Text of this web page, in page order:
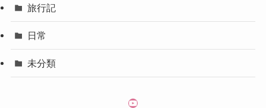
旅行記
日常
未分類
YouTube